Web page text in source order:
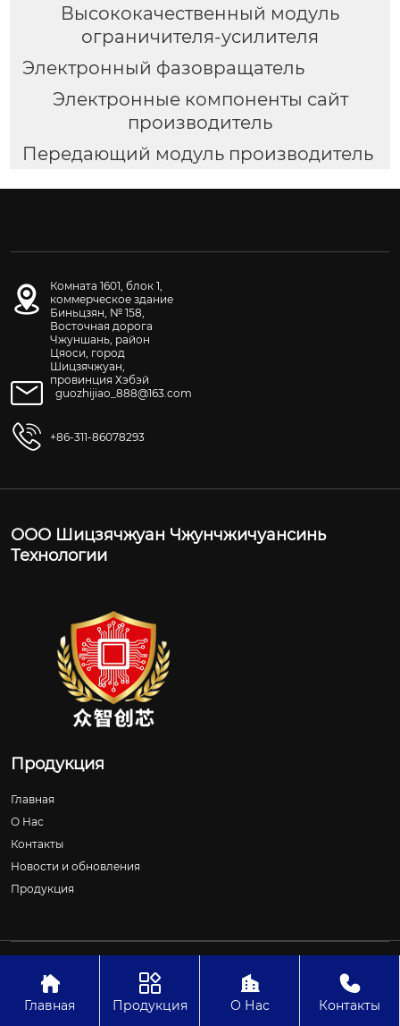
Высококачественный модуль
ограничителя-усилителя
Электронный фазовращатель
Электронные компоненты сайт
производитель
Передающий модуль производитель
Комната 1601, блок 1,
коммерческое здание
Биньцзян, № 158,
Восточная дорога
Чжуншань, район
Цяоси, город
Шицзячжуан,
провинция Хэбэй
guozhijiao_888@163.com
+86-311-86078293
ООО Шицзячжуан Чжунчжичуансинь
Технологии
Продукция
Главная
О Нас
Контакты
Новости и обновления
Продукция
Технологии

Главная

Продукция

О Нас

Контакты